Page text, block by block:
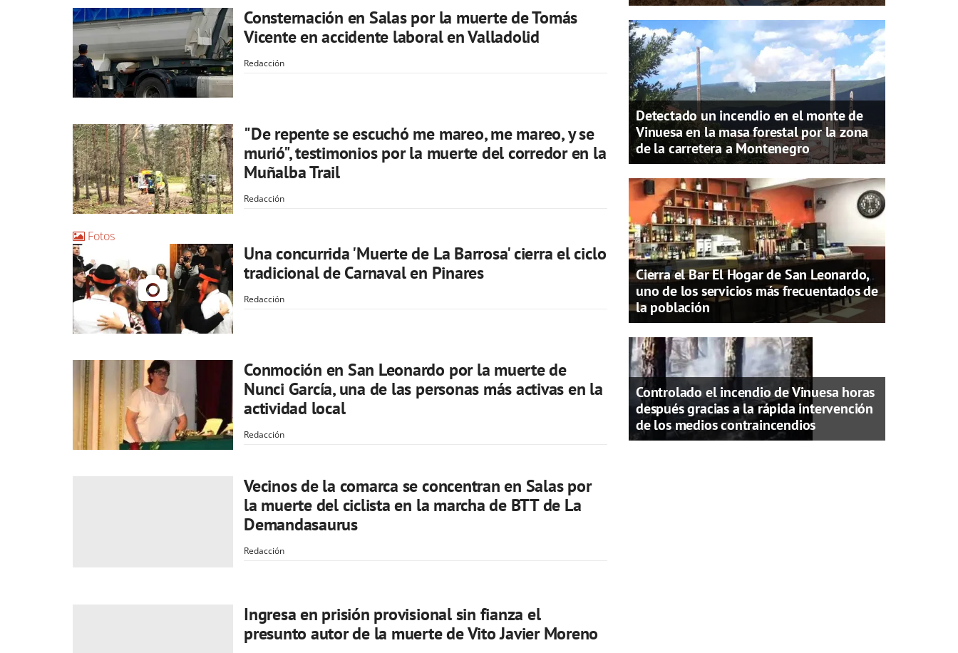
Consternación en Salas por la muerte de Tomás
Vicente en accidente laboral en Valladolid
Redacción
"De repente se escuchó me mareo, me mareo, y se
murió", testimonios por la muerte del corredor en la
Muñalba Trail
Redacción
Fotos
Una concurrida 'Muerte de La Barrosa' cierra el ciclo
tradicional de Carnaval en Pinares
Redacción
Conmoción en San Leonardo por la muerte de
Nunci García, una de las personas más activas en la
actividad local
Redacción
Vecinos de la comarca se concentran en Salas por
la muerte del ciclista en la marcha de BTT de La
Demandasaurus
Redacción
Ingresa en prisión provisional sin fianza el
presunto autor de la muerte de Vito Javier Moreno
Detectado un incendio en el monte de
Vinuesa en la masa forestal por la zona
de la carretera a Montenegro
Cierra el Bar El Hogar de San Leonardo,
uno de los servicios más frecuentados de
la población
Controlado el incendio de Vinuesa horas
después gracias a la rápida intervención
de los medios contraincendios